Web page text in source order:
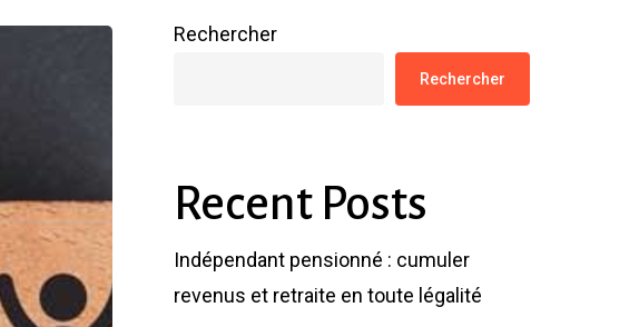
Rechercher
Rechercher
Recent Posts
Indépendant pensionné : cumuler
revenus et retraite en toute légalité